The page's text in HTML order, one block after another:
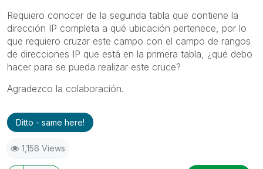
Requiero conocer de la segunda tabla que contiene la
dirección IP completa a qué ubicación pertenece, por lo
que requiero cruzar este campo con el campo de rangos
de direcciones IP que está en la primera tabla, ¿qué debo
hacer para se pueda realizar este cruce?
Agradezco la colaboración.
Ditto - same here!
1,156 Views